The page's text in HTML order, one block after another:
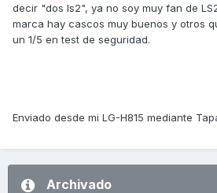
decir "dos ls2", ya no soy muy fan de
marca hay cascos muy buenos y otros
un 1/5 en test de seguridad.
Enviado desde mi LG-H815 mediante
Archivado